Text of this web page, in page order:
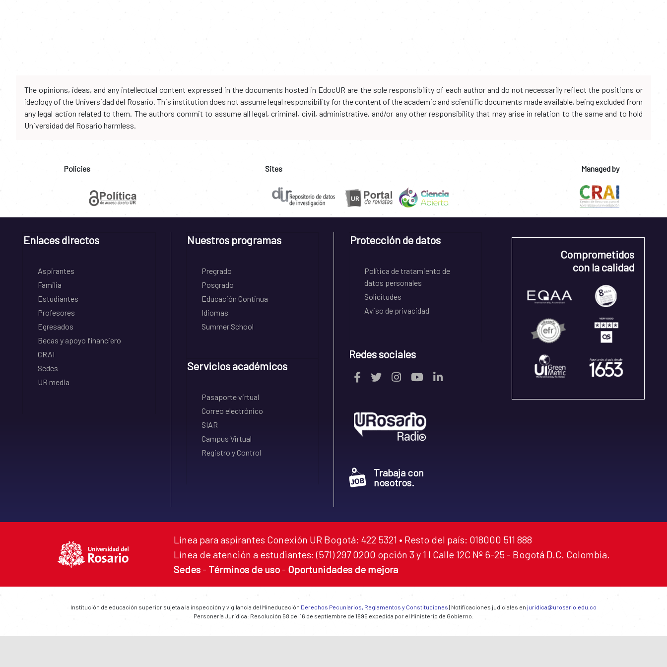
The opinions, ideas, and any intellectual content expressed in the documents hosted in EdocUR are the sole responsibility of each author and do not necessarily reflect the positions or
ideology of the Universidad del Rosario. This institution does not assume legal responsibility for the content of the academic and scientific documents made available, being excluded from
any legal action related to them. The authors commit to assume all legal, criminal, civil, administrative, and/or any other responsibility that may arise in relation to the same and to hold
Universidad del Rosario harmless.
Policies Sites Managed by
Enlaces directos
Aspirantes
Familia
Estudiantes
Profesores
Egresados
Becas y apoyo financiero
CRAI
Sedes
UR media
Nuestros programas
Pregrado
Posgrado
Educación Continua
Idiomas
Summer School
Servicios académicos
Pasaporte virtual
Correo electrónico
SIAR
Campus Virtual
Registro y Control
Protección de datos
Política de tratamiento de
datos personales
Solicitudes
Aviso de privacidad
Redes sociales
Trabaja con
nosotros.
Comprometidos
con la calidad
Línea para aspirantes Conexión UR Bogotá: 422 5321 • Resto del país: 018000 511 888
Línea de atención a estudiantes: (571) 297 0200 opción 3 y 1 I Calle 12C Nº 6-25 - Bogotá D.C. Colombia.
Sedes - Términos de uso - Oportunidades de mejora
Institución de educación superior sujeta a la inspección y vigilancia del Mineducación Derechos Pecuniarios, Reglamentos y Constituciones | Notificaciones judiciales en juridica@urosario.edu.co
Personería Jurídica: Resolución 58 del 16 de septiembre de 1895 expedida por el Ministerio de Gobierno.